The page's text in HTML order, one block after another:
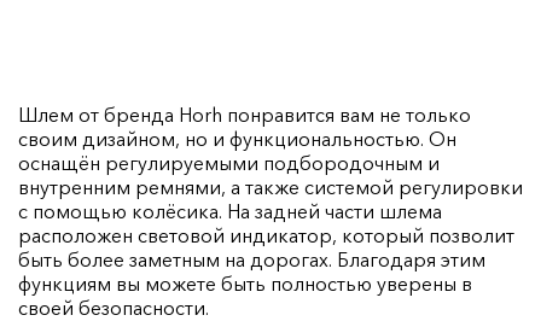
Шлем от бренда Horh понравится вам не только
своим дизайном, но и функциональностью. Он
оснащён регулируемыми подбородочным и
внутренним ремнями, а также системой регулировки
с помощью колёсика. На задней части шлема
расположен световой индикатор, который позволит
быть более заметным на дорогах. Благодаря этим
функциям вы можете быть полностью уверены в
своей безопасности.